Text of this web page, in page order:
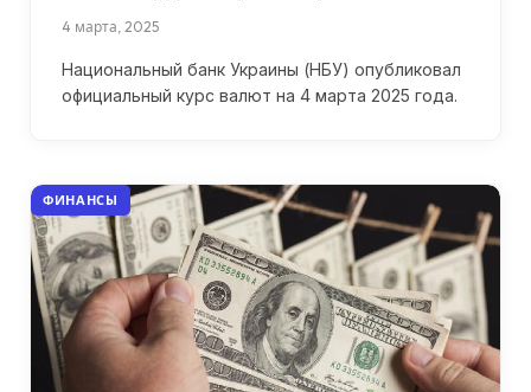
4 марта, 2025
Национальный банк Украины (НБУ) опубликовал
официальный курс валют на 4 марта 2025 года.
ФИНАНСЫ